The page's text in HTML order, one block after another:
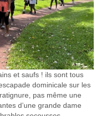
et saufs ! ils sont tous
dominicale sur les
pas même une
d’une grande dame